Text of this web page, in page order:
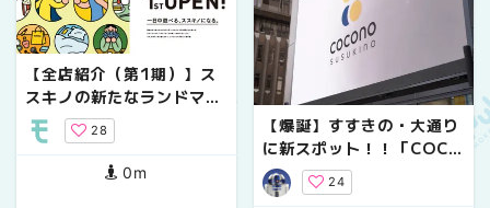
【全店紹介（第1期）】ス
スキノの新たなランドマー
ク「COCONO SUSUKIN
O（ココノ ススキノ）」誕
28
0m
【爆誕】すすきの・大通り
に新スポット！！「COCO
NO SUSUKINO」オープ
ン
24